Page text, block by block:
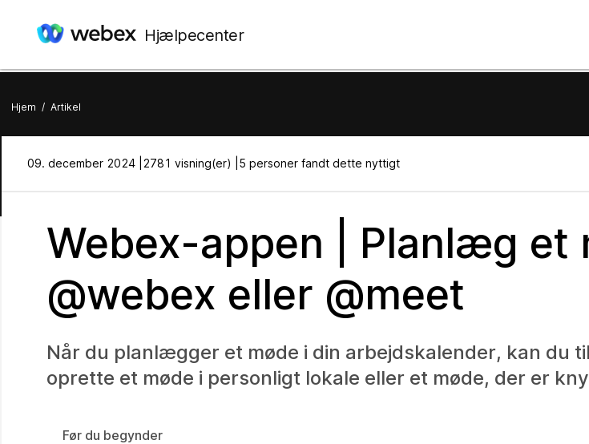
Hjælpecenter
Hjem / Artikel
09. december 2024 | 2781 visning(er) | 5 personer fandt dette nyttigt
Webex-appen | Planlæg et
@webex eller @meet
Når du planlægger et møde i din arbejdskalender, kan du
oprette et møde i personligt lokale eller et møde, der er
Før du begynder